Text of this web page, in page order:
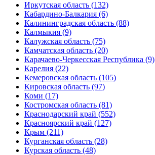
Иркутская область (132)
Кабардино-Балкария (6)
Калининградская область (88)
Калмыкия (9)
Калужская область (75)
Камчатская область (20)
Карачаево-Черкесская Республика (9)
Карелия (22)
Кемеровская область (105)
Кировская область (97)
Коми (17)
Костромская область (81)
Краснодарский край (552)
Красноярский край (127)
Крым (211)
Курганская область (28)
Курская область (48)